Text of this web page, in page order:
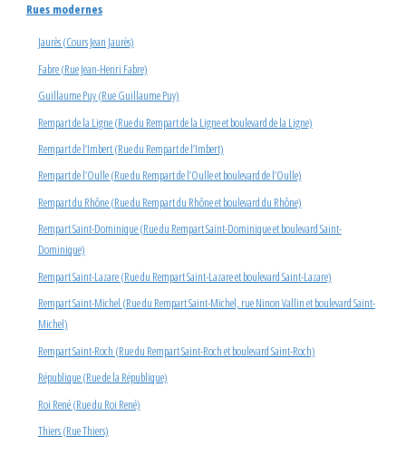
Rues modernes
Jaurès (Cours Jean Jaurès)
Fabre (Rue Jean-Henri Fabre)
Guillaume Puy (Rue Guillaume Puy)
Rempart de la Ligne (Rue du Rempart de la Ligne et boulevard de la Ligne)
Rempart de l’Imbert (Rue du Rempart de l’Imbert)
Rempart de l’Oulle (Rue du Rempart de l’Oulle et boulevard de l’Oulle)
Rempart du Rhône (Rue du Rempart du Rhône et boulevard du Rhône)
Rempart Saint-Dominique (Rue du Rempart Saint-Dominique et boulevard Saint-
Dominique)
Rempart Saint-Lazare (Rue du Rempart Saint-Lazare et boulevard Saint-Lazare)
Rempart Saint-Michel (Rue du Rempart Saint-Michel, rue Ninon Vallin et boulevard Saint-
Michel)
Rempart Saint-Roch (Rue du Rempart Saint-Roch et boulevard Saint-Roch)
République (Rue de la République)
Roi René (Rue du Roi René)
Thiers (Rue Thiers)